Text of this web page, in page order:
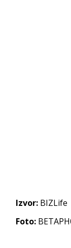
Izvor: BIZLife
Foto: